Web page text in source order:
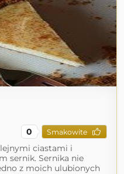
0 Smakowite
ciastami i
sernik. Sernika nie
z moich ulubionych